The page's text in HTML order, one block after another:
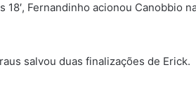
Fernandinho acionou Canobbio
salvou duas finalizações de Erick.